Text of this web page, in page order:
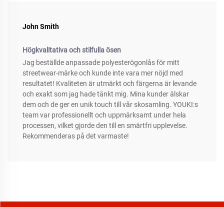
John Smith
Högkvalitativa och stilfulla ösen
Jag beställde anpassade polyesterögonlås för mitt
streetwear-märke och kunde inte vara mer nöjd med
resultatet! Kvaliteten är utmärkt och färgerna är levande
och exakt som jag hade tänkt mig. Mina kunder älskar
dem och de ger en unik touch till vår skosamling. YOUKI:s
team var professionellt och uppmärksamt under hela
processen, vilket gjorde den till en smärtfri upplevelse.
Rekommenderas på det varmaste!